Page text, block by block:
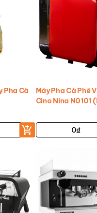
Pha Cà
Máy Pha Cà Phê
Cino Nina N0101
0₫